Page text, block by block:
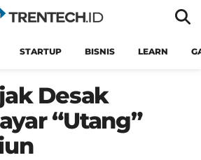
STARTUP BISNIS LEARN
Desak
“Utang”